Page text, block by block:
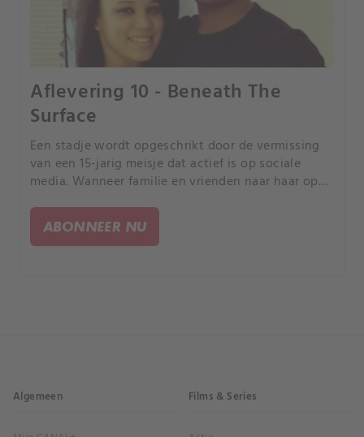
Aflevering 10 - Beneath The
Surface
Een stadje wordt opgeschrikt door de vermissing
van een 15-jarig meisje dat actief is op sociale
media. Wanneer familie en vrienden naar haar op
mogelijk iets met haar verdwijning te maken heeft.
ABONNEER NU
Algemeen Films & Series